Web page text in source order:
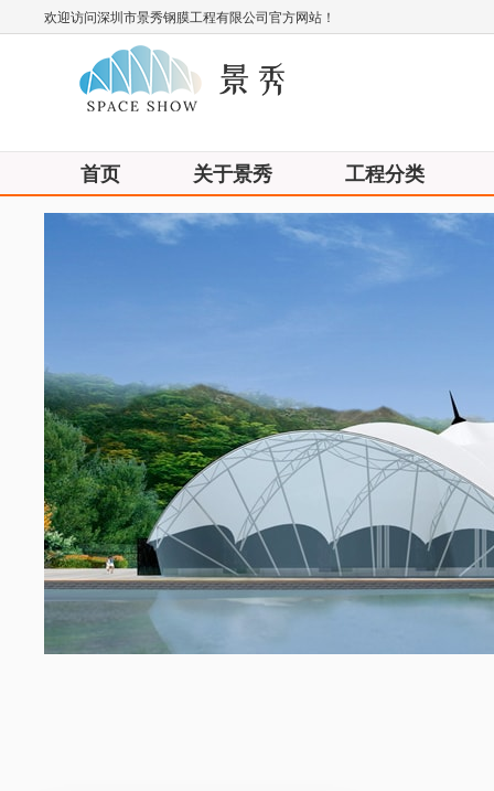
欢迎访问深圳市景秀钢膜工程有限公司官方网站！
首页 关于景秀 工程分类